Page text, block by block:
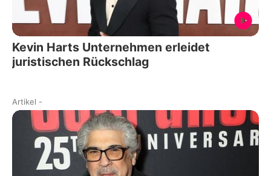
Kevin Harts Unternehmen erleidet
juristischen Rückschlag
Artikel -